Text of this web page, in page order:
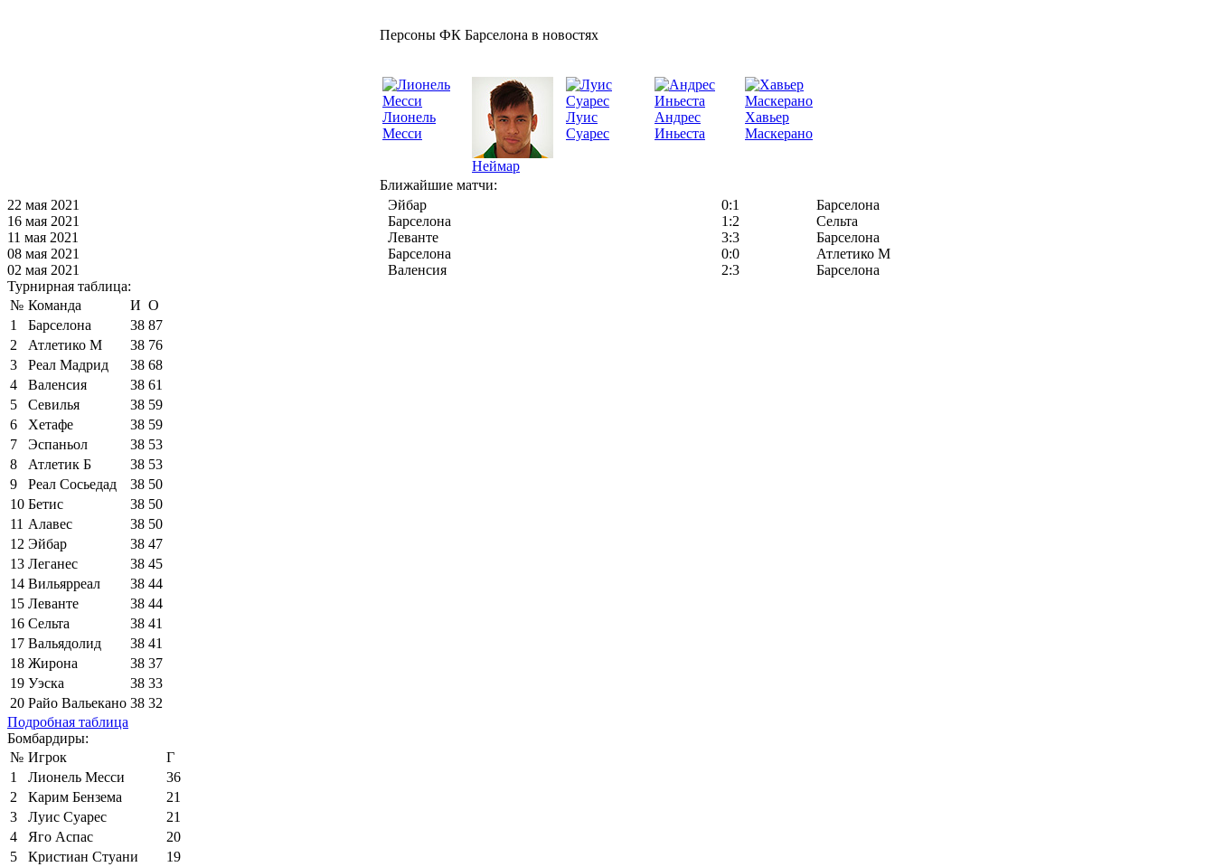
Персоны ФК Барселона в новостях
Лионель
Месси
Неймар
Луис
Суарес
Андрес
Иньеста
Хавьер
Маскерано
Ближайшие матчи:
22 мая 2021
Эйбар 0:1
Барселона
16 мая 2021
Барселона 1:2
Сельта
11 мая 2021
Леванте 3:3
Барселона
08 мая 2021
Барселона 0:0
Атлетико М
02 мая 2021
Валенсия 2:3
Барселона
Турнирная таблица:
№ Команда И О
1
Барселона 38 87
2
Атлетико М 38 76
3
Реал Мадрид 38 68
4
Валенсия 38 61
5
Севилья 38 59
6
Хетафе 38 59
7
Эспаньол 38 53
8
Атлетик Б 38 53
9
Реал Сосьедад 38 50
10 Бетис 38 50
11 Алавес 38 50
12 Эйбар 38 47
13 Леганес 38 45
14 Вильярреал 38 44
15 Леванте 38 44
16 Сельта 38 41
17 Вальядолид 38 41
18 Жирона 38 37
19 Уэска 38 33
20 Райо Вальекано 38 32
Подробная таблица
Бомбардиры:
№ Игрок
Г
1
Лионель Месси
36
2
Карим Бензема
21
3
Луис Суарес
21
4
Яго Аспас
20
5
Кристиан Стуани
19